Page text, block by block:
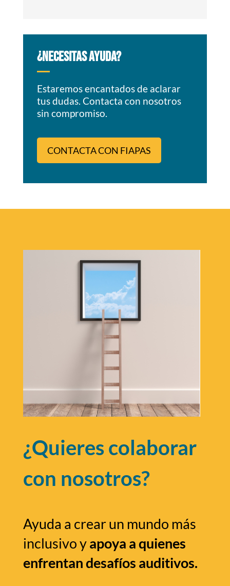
¿NECESITAS AYUDA?
Estaremos encantados de aclarar
tus dudas. Contacta con nosotros
sin compromiso.
CONTACTA CON FIAPAS
¿Quieres colaborar
con nosotros?
Ayuda a crear un mundo más
inclusivo yapoya a quienes
enfrentan desafíos auditivos.